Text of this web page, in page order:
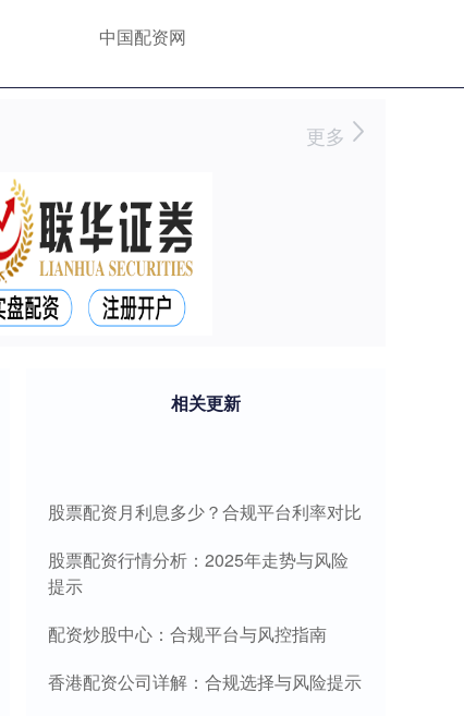
中国配资网
更多
相关更新
股票配资月利息多少？合规平台利率对比
股票配资行情分析：2025年走势与风险
提示
配资炒股中心：合规平台与风控指南
香港配资公司详解：合规选择与风险提示